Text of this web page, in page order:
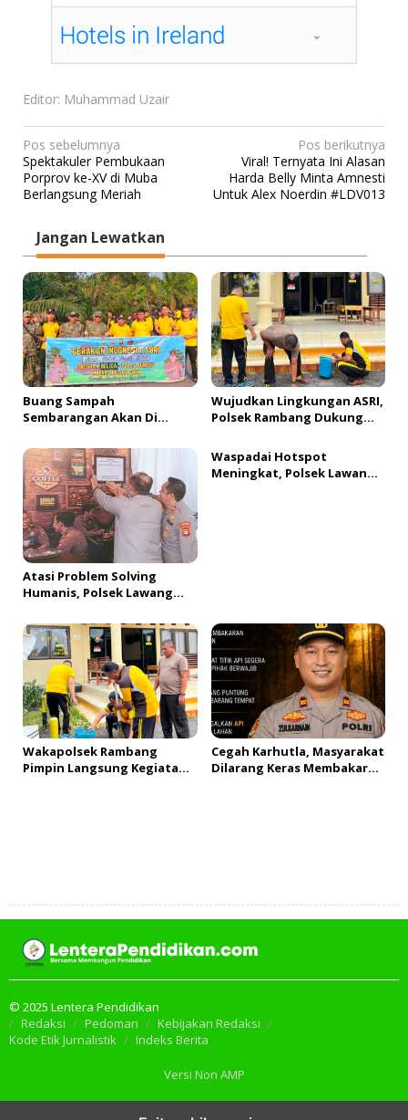
Editor: Muhammad Uzair
N
a
v
g
a
s
i
p
o
s
Pos sebelumnya
Spektakuler Pembukaan
Porprov ke-XV di Muba
Berlangsung Meriah
Pos berikutnya
Viral! Ternyata Ini Alasan
Harda Belly Minta Amnesti
Untuk Alex Noerdin #LDV013
Jangan Lewatkan
Buang Sampah
Sembarangan Akan Di
Wujudkan Lingkungan ASRI,
Polsek Rambang Dukung
Sumsel
Atasi Problem Solving
Humanis, Polsek Lawang
Cafe
Waspadai Hotspot
Meningkat, Polsek Lawang
Wakapolsek Rambang
Pimpin Langsung Kegiatan
Cegah Karhutla, Masyarakat
Dilarang Keras Membakar
© 2025 Lentera Pendidikan
Redaksi
Pedoman
Kebijakan Redaksi
Kode Etik Jurnalistik
Indeks Berita
Versi Non AMP